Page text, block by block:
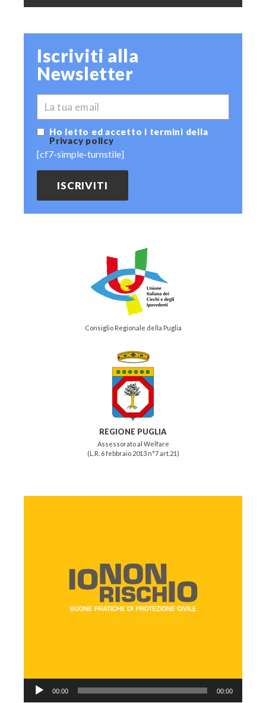
Iscriviti alla
Newsletter
EMAIL
Ho letto ed accetto i termini della
Privacy policy
[cf7-simple-turnstile]
Consiglio Regionale della Puglia
REGIONE PUGLIA
Assessorato al Welfare
(L.R. 6 febbraio 2013 n°7 art.21)
Audio
00:00 00:00